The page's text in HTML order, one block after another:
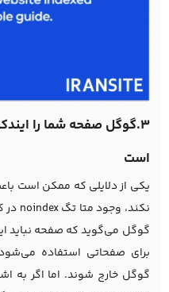
3.گوگل صفحه شما را
است
یکی از دلایلی که ممکن است
نکند، وجود متا تگ noindex
گوگل می‌گوید که صفحه نباید
برای صفحاتی استفاده
گوگل خارج شوند. اما اگر به